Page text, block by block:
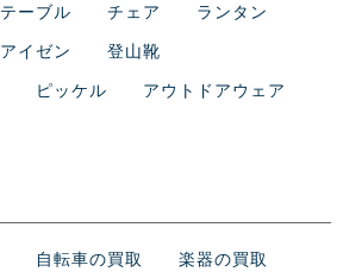
テーブル チェア ランタン
アイゼン 登山靴
ピッケル アウトドアウェア
自転車の買取 楽器の買取